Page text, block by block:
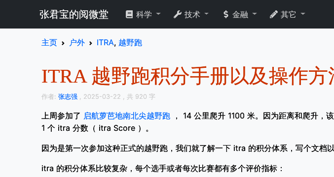
张君宝的阅微堂 科学 技术 金融 其它
主页 户外 ITRA, 越野跑
ITRA 越野跑积分手册以及操作方
作者: 张志强 , 2025-03-22 , 共 920 字
上周参加了 启航萝芭地南北尖越野跑 ， 14 公里爬升 1100 米。因为距离和爬升，
1 个 itra 分数（ itra Score ）。
因为是第一次参加这种正式的越野跑，我们就了解一下 itra 的积分体系，写个文档以
itra 的积分体系比较复杂，每个选手或者每次比赛都有多个评价指标：